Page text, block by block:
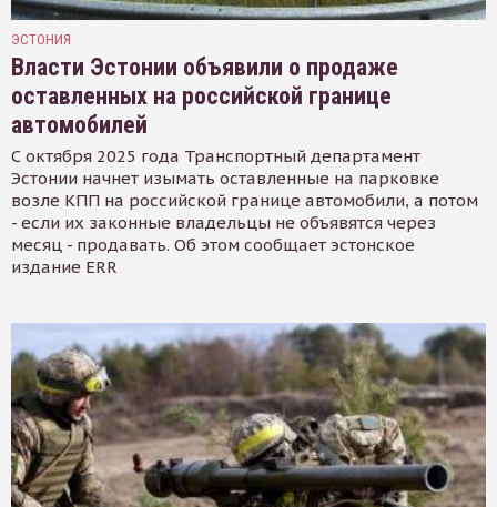
ЭСТОНИЯ
Власти Эстонии объявили о продаже
оставленных на российской границе
автомобилей
С октября 2025 года Транспортный департамент
Эстонии начнет изымать оставленные на парковке
возле КПП на российской границе автомобили, а потом
- если их законные владельцы не объявятся через
месяц - продавать. Об этом сообщает эстонское
издание ERR